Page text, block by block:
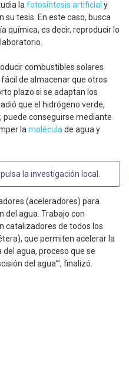
la fotosíntesis artificial y
su tesis. En este caso, busca
química, es decir, reproducir lo
combustibles solares
de almacenar que otros
plazo si se adaptan los
que el hidrógeno verde,
puede conseguirse mediante
la molécula de agua y
la investigación local
(aceleradores) para
del agua. Trabajo con
catalizadores de todos los
que permiten acelerar la
agua, proceso que se
del agua’”, finalizó.